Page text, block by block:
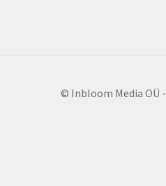
© Inbloom Media OÜ